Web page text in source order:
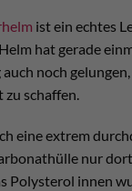
ist ein echtes
hat gerade
noch
schaffen.
eine extrem
nur
Polysterol innen